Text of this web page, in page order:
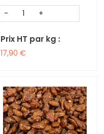
Prix HT par kg :
17,90 €